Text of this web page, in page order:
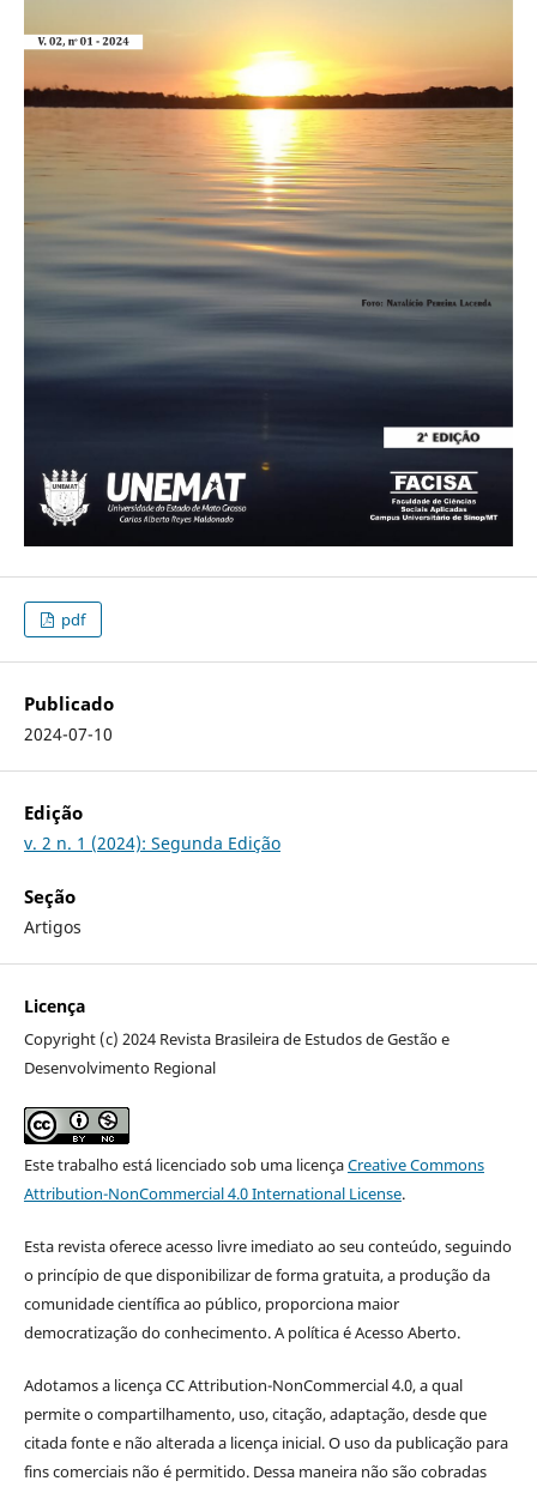
pdf
Publicado
2024-07-10
Edição
v. 2 n. 1 (2024): Segunda Edição
Seção
Artigos
Licença
Copyright (c) 2024 Revista Brasileira de Estudos de Gestão e
Desenvolvimento Regional
Este trabalho está licenciado sob uma licençaCreative Commons
Attribution-NonCommercial 4.0 International License.
Esta revista oferece acesso livre imediato ao seu conteúdo, seguindo
o princípio de que disponibilizar de forma gratuita, a produção da
comunidade científica ao público, proporciona maior
democratização do conhecimento. A política é Acesso Aberto.
Adotamos a licença CC Attribution-NonCommercial 4.0, a qual
permite o compartilhamento, uso, citação, adaptação, desde que
citada fonte e não alterada a licença inicial. O uso da publicação para
fins comerciais não é permitido. Dessa maneira não são cobradas